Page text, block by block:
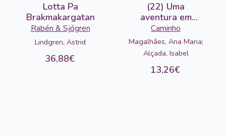
Lotta Pa
Brakmakargatan
Rabén & Sjógren
Lindgren, Astrid
36,88€
(22) Uma
aventura em
Lisboa
Caminho
Magalhâes, Ana Maria;
Alçada, Isabel
13,26€